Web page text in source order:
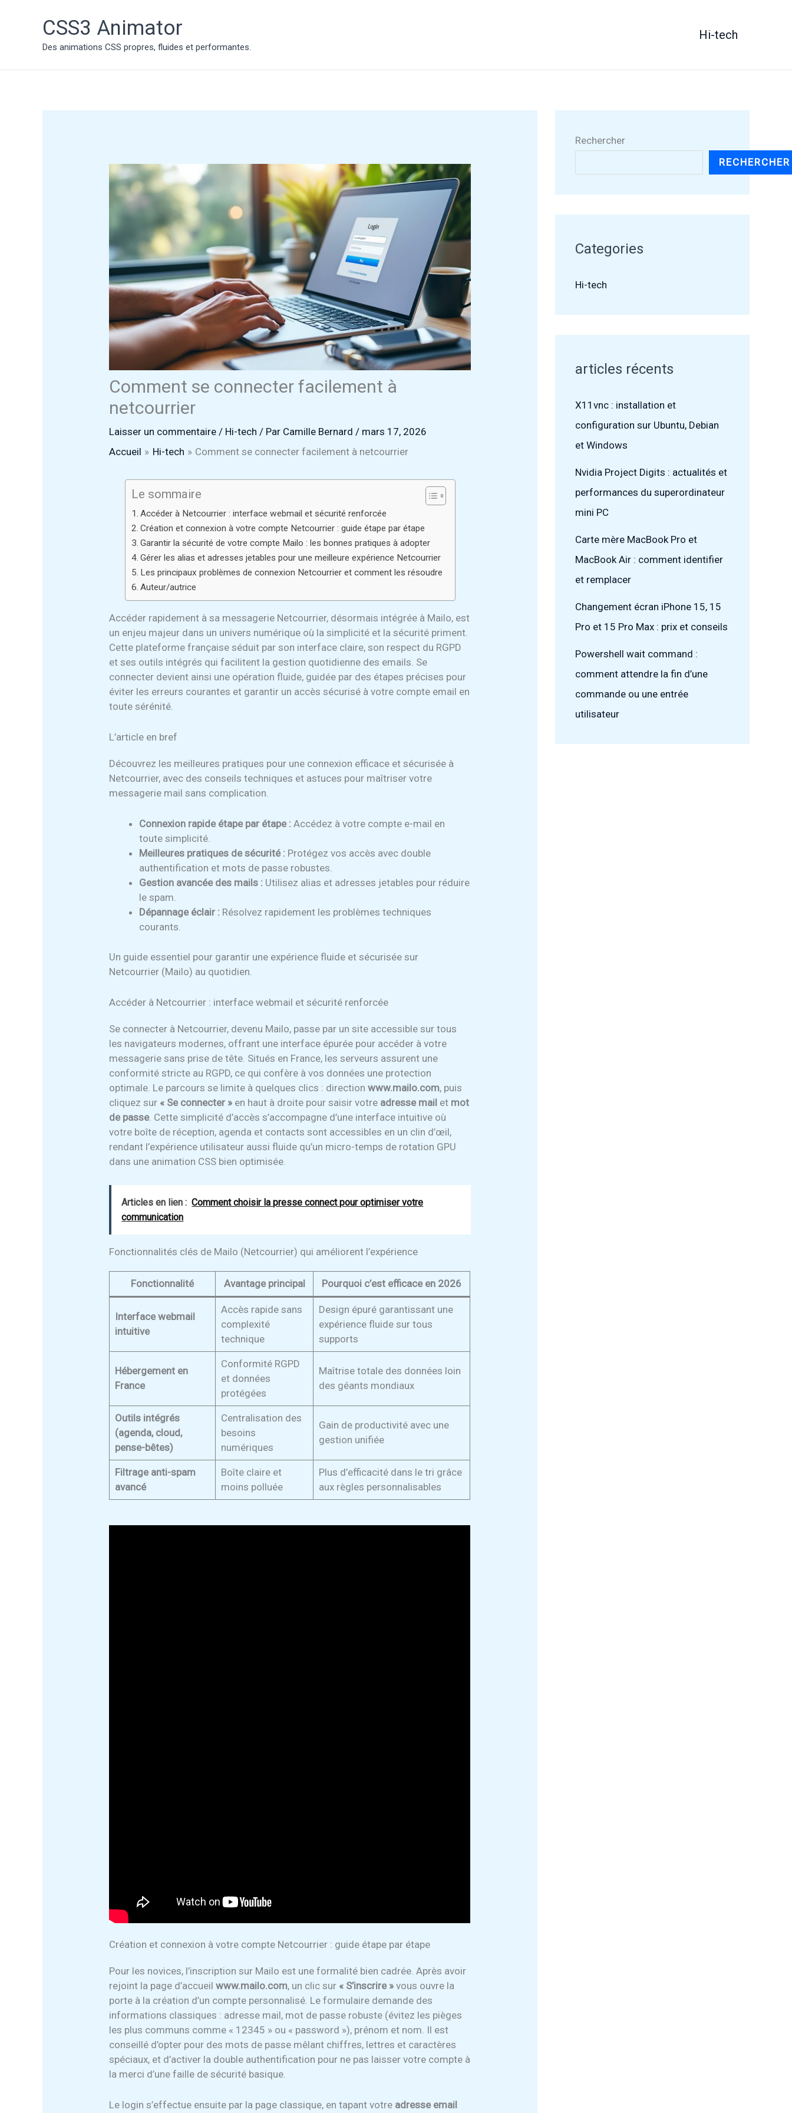
CSS3 Animator
Des animations CSS propres, fluides et performantes.
Hi-tech
Comment se connecter facilement à
netcourrier
Laisser un commentaire / Hi-tech / Par Camille Bernard/ mars 17, 2026
Accueil
Hi-tech Comment se connecter facilement à netcourrier
Le sommaire
Accéder à Netcourrier : interface webmail et sécurité renforcée
Création et connexion à votre compte Netcourrier : guide étape par étape
Garantir la sécurité de votre compte Mailo : les bonnes pratiques à adopter
Gérer les alias et adresses jetables pour une meilleure expérience Netcourrier
Les principaux problèmes de connexion Netcourrier et comment les résoudre
Auteur/autrice
Accéder rapidement à sa messagerie Netcourrier, désormais intégrée à Mailo, est
un enjeu majeur dans un univers numérique où la simplicité et la sécurité priment.
Cette plateforme française séduit par son interface claire, son respect du RGPD
et ses outils intégrés qui facilitent la gestion quotidienne des emails. Se
connecter devient ainsi une opération fluide, guidée par des étapes précises pour
éviter les erreurs courantes et garantir un accès sécurisé à votre compte email en
toute sérénité.
L’article en bref
Découvrez les meilleures pratiques pour une connexion efficace et sécurisée à
Netcourrier, avec des conseils techniques et astuces pour maîtriser votre
messagerie mail sans complication.
Connexion rapide étape par étape : Accédez à votre compte e-mail en
toute simplicité.
Meilleures pratiques de sécurité : Protégez vos accès avec double
authentification et mots de passe robustes.
Gestion avancée des mails : Utilisez alias et adresses jetables pour réduire
le spam.
Dépannage éclair : Résolvez rapidement les problèmes techniques
courants.
Un guide essentiel pour garantir une expérience fluide et sécurisée sur
Netcourrier (Mailo) au quotidien.
Accéder à Netcourrier : interface webmail et sécurité renforcée
Se connecter à Netcourrier, devenu Mailo, passe par un site accessible sur tous
les navigateurs modernes, offrant une interface épurée pour accéder à votre
messagerie sans prise de tête. Situés en France, les serveurs assurent une
conformité stricte au RGPD, ce qui confère à vos données une protection
optimale. Le parcours se limite à quelques clics : directionwww.mailo.com, puis
cliquez sur« Se connecter » en haut à droite pour saisir votre adresse mail et mot
de passe. Cette simplicité d’accès s’accompagne d’une interface intuitive où
votre boîte de réception, agenda et contacts sont accessibles en un clin d’œil,
rendant l’expérience utilisateur aussi fluide qu’un micro-temps de rotation GPU
dans une animation CSS bien optimisée.
Articles en lien : Comment choisir la presse connect pour optimiser votre
communication
Fonctionnalités clés de Mailo (Netcourrier) qui améliorent l’expérience
Fonctionnalité Avantage principal Pourquoi c’est efficace en 2026
Interface webmail
intuitive
Accès rapide sans
complexité
technique
Design épuré garantissant une
expérience fluide sur tous
supports
Hébergement en
France
Conformité RGPD
et données
protégées
Maîtrise totale des données loin
des géants mondiaux
Outils intégrés
(agenda, cloud,
pense-bêtes)
Centralisation des
besoins
numériques
Gain de productivité avec une
gestion unifiée
Filtrage anti-spam
avancé
Boîte claire et
moins polluée
Plus d’efficacité dans le tri grâce
aux règles personnalisables
Création et connexion à votre compte Netcourrier : guide étape par étape
Pour les novices, l’inscription sur Mailo est une formalité bien cadrée. Après avoir
rejoint la page d’accueilwww.mailo.com, un clic sur« S’inscrire » vous ouvre la
porte à la création d’un compte personnalisé. Le formulaire demande des
informations classiques : adresse mail, mot de passe robuste (évitez les pièges
les plus communs comme « 12345 » ou « password »), prénom et nom. Il est
conseillé d’opter pour des mots de passe mêlant chiffres, lettres et caractères
spéciaux, et d’activer la double authentification pour ne pas laisser votre compte à
la merci d’une faille de sécurité basique.
Le login s’effectue ensuite par la page classique, en tapant votre adresse email
Rechercher
RECHERCHER
Categories
Hi-tech
articles récents
X11vnc : installation et
configuration sur Ubuntu, Debian
et Windows
Nvidia Project Digits : actualités et
performances du superordinateur
mini PC
Carte mère MacBook Pro et
MacBook Air : comment identifier
et remplacer
Changement écran iPhone 15, 15
Pro et 15 Pro Max : prix et conseils
Powershell wait command :
comment attendre la fin d’une
commande ou une entrée
utilisateur